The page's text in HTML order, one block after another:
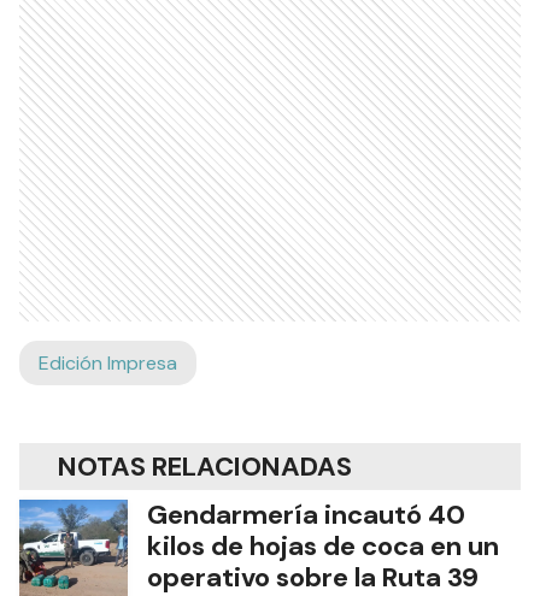
Edición Impresa
NOTAS RELACIONADAS
Gendarmería incautó 40
kilos de hojas de coca en un
operativo sobre la Ruta 39